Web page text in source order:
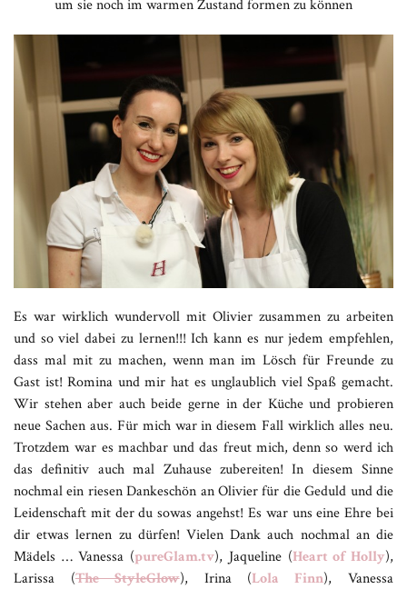
um sie noch im warmen Zustand formen zu können
Es war wirklich wundervoll mit Olivier zusammen zu arbeiten
und so viel dabei zu lernen!!! Ich kann es nur jedem empfehlen,
dass mal mit zu machen, wenn man im Lösch für Freunde zu
Gast ist! Romina und mir hat es unglaublich viel Spaß gemacht.
Wir stehen aber auch beide gerne in der Küche und probieren
neue Sachen aus. Für mich war in diesem Fall wirklich alles neu.
Trotzdem war es machbar und das freut mich, denn so werd ich
das definitiv auch mal Zuhause zubereiten! In diesem Sinne
nochmal ein riesen Dankeschön an Olivier für die Geduld und die
Leidenschaft mit der du sowas angehst! Es war uns eine Ehre bei
dir etwas lernen zu dürfen! Vielen Dank auch nochmal an die
Mädels … Vanessa (pureGlam.tv), Jaqueline (Heart of Holly),
Larissa (The StyleGlow), Irina (Lola Finn), Vanessa